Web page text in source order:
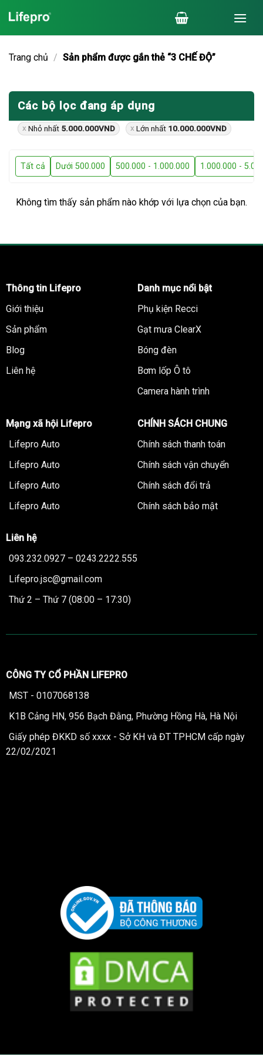
đến
nội
dung
Trang chủ / Sản phẩm được gắn thẻ “3 CHẾ ĐỘ”
Các bộ lọc đang áp dụng
Nhỏ nhất 5.000.000VND Lớn nhất 10.000.000VND
Tất cả Dưới 500.000 500.000 - 1.000.000 1.000.000 -
Không tìm thấy sản phẩm nào khớp với lựa chọn của bạn.
Thông tin Lifepro
Giới thiệu
Sản phẩm
Blog
Liên hệ
Danh mục nổi bật
Phụ kiện Recci
Gạt mưa ClearX
Bóng đèn
Bơm lốp Ô tô
Camera hành trình
Mạng xã hội Lifepro
Lifepro Auto
Lifepro Auto
Lifepro Auto
Lifepro Auto
CHÍNH SÁCH CHUNG
Chính sách thanh toán
Chính sách vận chuyển
Chính sách đổi trả
Chính sách bảo mật
Liên hệ
093.232.0927 – 0243.2222.555
Lifepro.jsc@gmail.com
Thứ 2 – Thứ 7 (08:00 – 17:30)
CÔNG TY CỔ PHẦN LIFEPRO
MST - 0107068138
K1B Cảng HN, 956 Bạch Đằng, Phường Hồng Hà, Hà Nội
Giấy phép ĐKKD số xxxx - Sở KH và ĐT TPHCM cấp ngày
22/02/2021